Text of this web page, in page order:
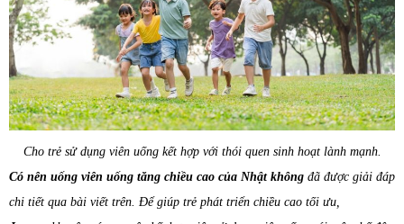
Cho trẻ sử dụng viên uống kết hợp với thói quen sinh hoạt lành mạnh.
Có nên uống viên uống tăng chiều cao của Nhật không đã được giải đáp
chi tiết qua bài viết trên. Để giúp trẻ phát triển chiều cao tối ưu,